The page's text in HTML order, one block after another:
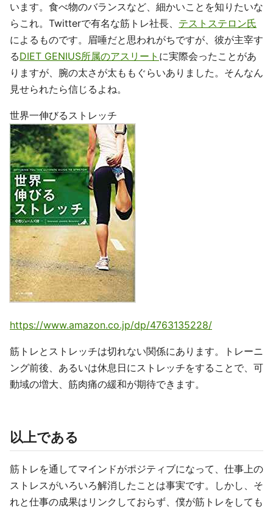
います。食べ物のバランスなど、細かいことを知りたいな
らこれ。Twitterで有名な筋トレ社長、 テストステロン氏
によるものです。眉唾だと思われがちですが、彼が主宰す
るDIET GENIUS所属のアスリート に実際会ったことがあ
りますが、腕の太さが太ももぐらいありました。そんなん
見せられたら信じるよね。
世界一伸びるストレッチ
https://www.amazon.co.jp/dp/4763135228/
筋トレとストレッチは切れない関係にあります。トレーニ
ング前後、あるいは休息日にストレッチをすることで、可
動域の増大、筋肉痛の緩和が期待できます。
以上である
筋トレを通してマインドがポジティブになって、仕事上の
ストレスがいろいろ解消したことは事実です。しかし、そ
れと仕事の成果はリンクしておらず、僕が筋トレをしても